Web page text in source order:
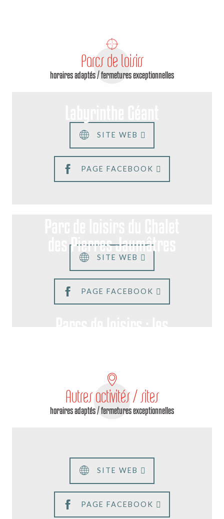
Parcs de loisirs
horaires adaptés / fermetures exceptionnelles
SITE WEB
PAGE FACEBOOK
des Pierres Jaumâtres
SITE WEB
PAGE FACEBOOK
Autres activités / sites
horaires adaptés / fermetures exceptionnelles
Bénévent l'Abbaye
SITE WEB
PAGE FACEBOOK